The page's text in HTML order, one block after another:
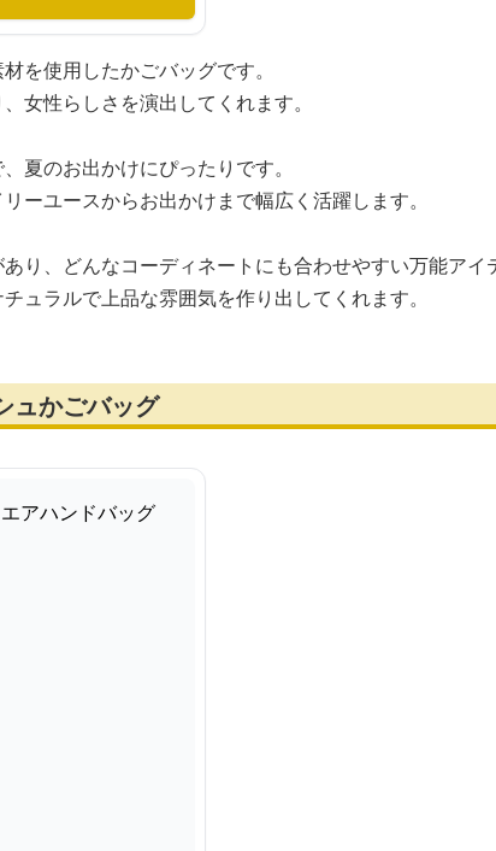
を使用したかごバッグです。
女性らしさを演出してくれます。
夏のお出かけにぴったりです。
ーユースからお出かけまで幅広く活躍します。
り、どんなコーディネートにも合わせやすい万能アイ
ュラルで上品な雰囲気を作り出してくれます。
ュかごバッグ